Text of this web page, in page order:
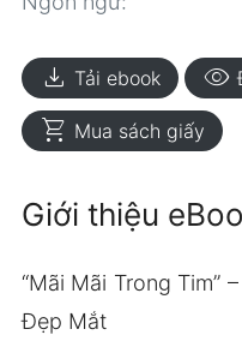
download Tải ebook visibility
shopping_cart Mua sách giấy
Giới thiệu
“Mãi Mãi Trong Tim”
Đẹp Mắt